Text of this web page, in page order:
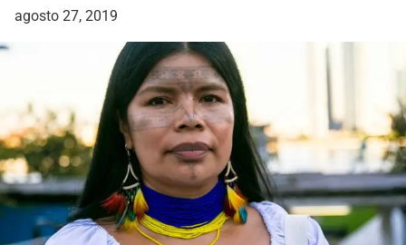
agosto 27, 2019